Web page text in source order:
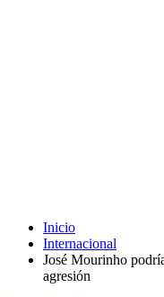
Inicio
Internacional
José Mourinho
agresión